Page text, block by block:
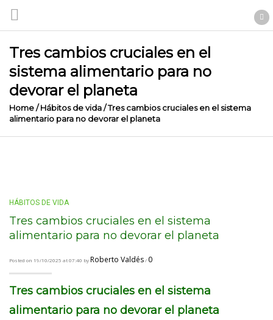
Tres cambios cruciales en el
sistema alimentario para no
devorar el planeta
Home/ Hábitos de vida/Tres cambios cruciales en el sistema
alimentario para no devorar el planeta
HÁBITOS DE VIDA
Tres cambios cruciales en el sistema
alimentario para no devorar el planeta
Posted on 19/10/2025 at 07:40 byRoberto Valdés/ 0
Tres cambios cruciales en el sistema
alimentario para no devorar el planeta